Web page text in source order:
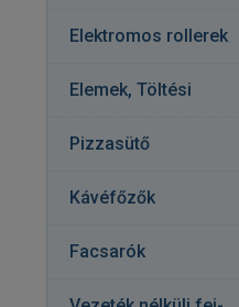
Elektromos rollerek
Elemek, Töltési
Pizzasütő
Kávéfőzők
Facsarók